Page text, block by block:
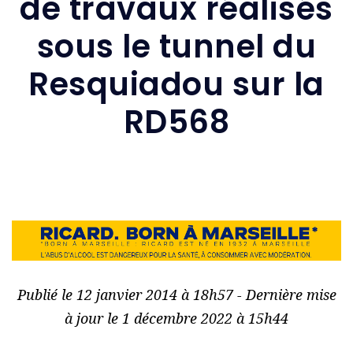
sous le tunnel du
Resquiadou sur la
RD568
Publié le 12 janvier 2014 à 18h57 - Dernière mise
à jour le 1 décembre 2022 à 15h44